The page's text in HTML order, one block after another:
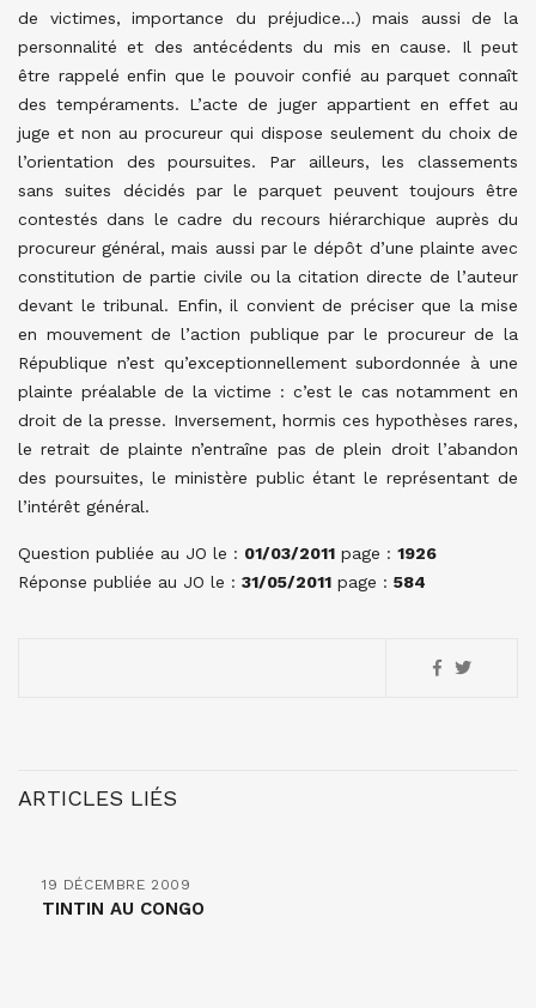
de victimes, importance du préjudice…) mais aussi de la
personnalité et des antécédents du mis en cause. Il peut
être rappelé enfin que le pouvoir confié au parquet connaît
des tempéraments. L’acte de juger appartient en effet au
juge et non au procureur qui dispose seulement du choix de
l’orientation des poursuites. Par ailleurs, les classements
sans suites décidés par le parquet peuvent toujours être
contestés dans le cadre du recours hiérarchique auprès du
procureur général, mais aussi par le dépôt d’une plainte avec
constitution de partie civile ou la citation directe de l’auteur
devant le tribunal. Enfin, il convient de préciser que la mise
en mouvement de l’action publique par le procureur de la
République n’est qu’exceptionnellement subordonnée à une
plainte préalable de la victime : c’est le cas notamment en
droit de la presse. Inversement, hormis ces hypothèses rares,
le retrait de plainte n’entraîne pas de plein droit l’abandon
des poursuites, le ministère public étant le représentant de
l’intérêt général.
Question publiée au JO le : 01/03/2011 page : 1926
Réponse publiée au JO le : 31/05/2011 page : 584
ARTICLES LIÉS
19 DÉCEMBRE 2009
TINTIN AU CONGO